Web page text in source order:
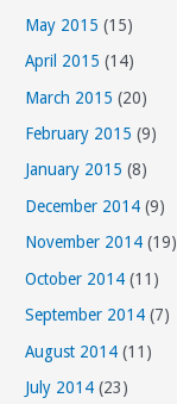
May 2015 (15)
April 2015 (14)
March 2015 (20)
February 2015 (9)
January 2015 (8)
December 2014 (9)
November 2014 (19)
October 2014 (11)
September 2014 (7)
August 2014 (11)
July 2014 (23)